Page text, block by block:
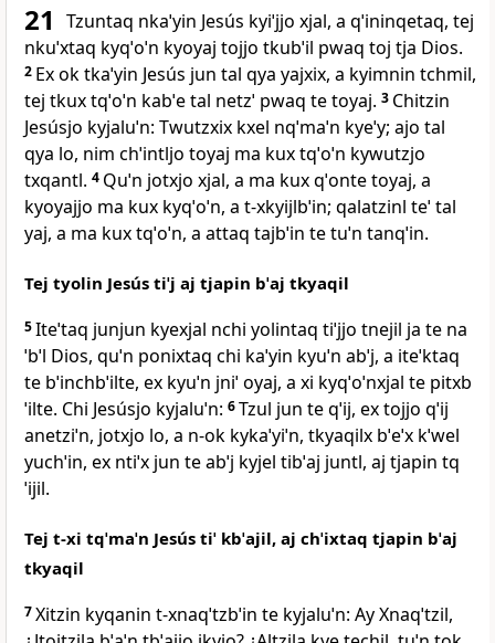
21
Tzuntaq nkaˈyin Jesús kyiˈjjo xjal, a qˈininqetaq, tej
nkuˈxtaq kyqˈoˈn kyoyaj tojjo tkubˈil pwaq toj tja Dios.
2 Ex ok tkaˈyin Jesús jun tal qya yajxix, a kyimnin tchmil,
tej tkux tqˈoˈn kabˈe tal netzˈ pwaq te toyaj. 3 Chitzin
Jesúsjo kyjaluˈn: Twutzxix kxel nqˈmaˈn kyeˈy; ajo tal
qya lo, nim chˈintljo toyaj ma kux tqˈoˈn kywutzjo
txqantl. 4 Quˈn jotxjo xjal, a ma kux qˈonte toyaj, a
kyoyajjo ma kux kyqˈoˈn, a t‑xkyijlbˈin; qalatzinl teˈ tal
yaj, a ma kux tqˈoˈn, a attaq tajbˈin te tuˈn tanqˈin.
Tej tyolin Jesús tiˈj aj tjapin bˈaj tkyaqil
5Iteˈtaq junjun kyexjal nchi yolintaq tiˈjjo tnejil ja te na
ˈbˈl Dios, quˈn ponixtaq chi kaˈyin kyuˈn abˈj, a iteˈktaq
te bˈinchbˈilte, ex kyuˈn jniˈ oyaj, a xi kyqˈoˈnxjal te pitxb
ˈilte. Chi Jesúsjo kyjaluˈn: 6Tzul jun te qˈij, ex tojjo qˈij
anetziˈn, jotxjo lo, a n‑ok kykaˈyiˈn, tkyaqilx bˈeˈx kˈwel
yuchˈin, ex ntiˈx jun te abˈj kyjel tibˈaj juntl, aj tjapin tq
ˈijil.
Tej t‑xi tqˈmaˈn Jesús tiˈ kbˈajil, aj chˈixtaq tjapin bˈaj
tkyaqil
7Xitzin kyqanin t‑xnaqˈtzbˈin te kyjaluˈn: Ay Xnaqˈtzil,